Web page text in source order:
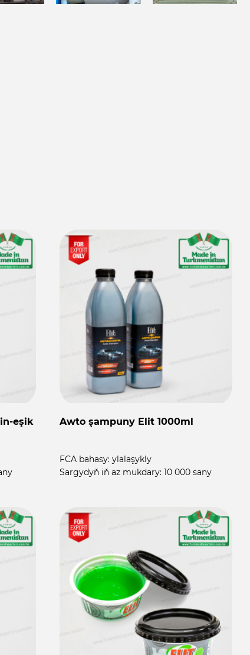
eşik
Awto şampuny Elit 1000ml
FCA bahasy: ylalaşykly
Sargydyň iň az mukdary: 10 000 sany